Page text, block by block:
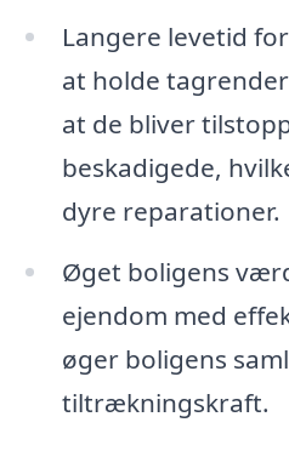
Langere levetid
at holde
at de bliver
beskadigede,
dyre reparationer.
Øget boligens
ejendom med
øger boligens
tiltrækningskraft.